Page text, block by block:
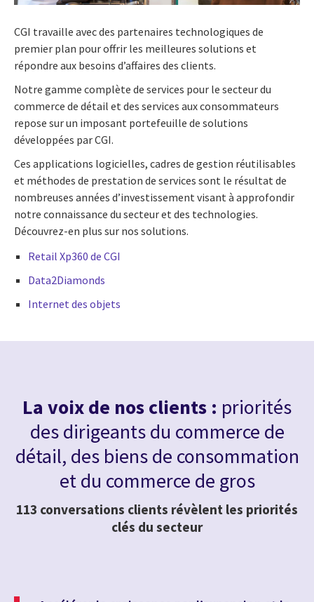
CGI travaille avec des partenaires technologiques de
premier plan pour offrir les meilleures solutions et
répondre aux besoins d’affaires des clients.
Notre gamme complète de services pour le secteur du
commerce de détail et des services aux consommateurs
repose sur un imposant portefeuille de solutions
développées par CGI.
Ces applications logicielles, cadres de gestion réutilisables
et méthodes de prestation de services sont le résultat de
nombreuses années d’investissement visant à approfondir
notre connaissance du secteur et des technologies.
Découvrez-en plus sur nos solutions.
Retail Xp360 de CGI
Data2Diamonds
Internet des objets
La voix de nos clients : priorités
des dirigeants du commerce de
détail, des biens de consommation
et du commerce de gros
113 conversations clients révèlent les priorités
clés du secteur